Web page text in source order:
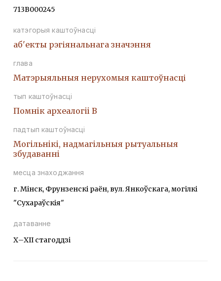
713В000245
катэгорыя каштоўнасці
аб'екты рэгіянальнага значэння
глава
Матэрыяльныя нерухомыя каштоўнасці
тып каштоўнасці
Помнiк археалогii В
падтып каштоўнасці
Могiльнiкi, надмагiльныя рытуальныя
збудаваннi
месца знаходжання
г. Мінск, Фрунзенскі раён, вул. Янкоўскага, могілкі
"Сухараўскія"
датаванне
Х–ХІІ стагоддзі